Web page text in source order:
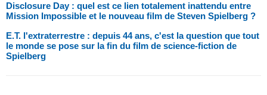
Disclosure Day : quel est ce lien totalement inattendu entre
Mission Impossible et le nouveau film de Steven Spielberg ?
E.T. l'extraterrestre : depuis 44 ans, c'est la question que tout
le monde se pose sur la fin du film de science-fiction de
Spielberg